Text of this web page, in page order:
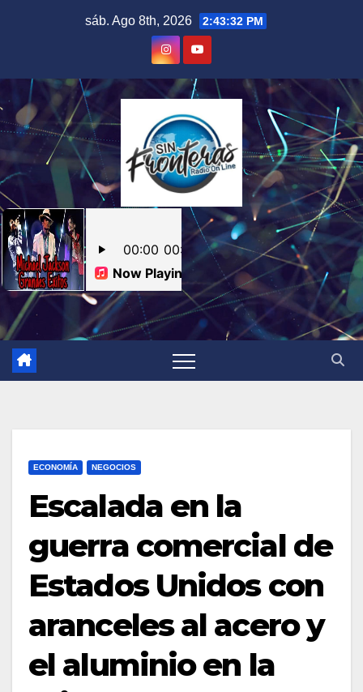
sáb. Ago 8th, 2026 2:43:33 PM
ECONOMÍA NEGOCIOS
Escalada en la
guerra comercial de
Estados Unidos con
aranceles al acero y
el aluminio en la